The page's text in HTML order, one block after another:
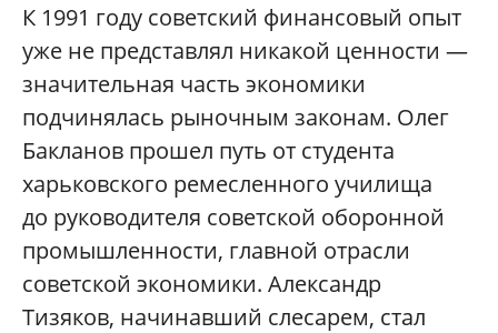
К 1991 году советский финансовый опыт
уже не представлял никакой ценности —
значительная часть экономики
подчинялась рыночным законам. Олег
Бакланов прошел путь от студента
харьковского ремесленного училища
до руководителя советской оборонной
промышленности, главной отрасли
советской экономики. Александр
Тизяков, начинавший слесарем, стал